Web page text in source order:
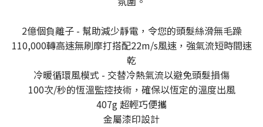
2億個負離子 - 幫助減少靜電，令您的頭髮絲滑無毛躁
110,000轉高速無刷摩打搭配22m/s風速，強氣流短時間速
乾
冷暖循環風模式 - 交替冷熱氣流以避免頭髮損傷
100次/秒的恆溫監控技術，確保以恆定的溫度出風
407g 超輕巧便攜
金屬漆印設計